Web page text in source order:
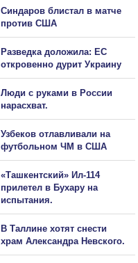
Синдаров блистал в матче
против США
Разведка доложила: ЕС
откровенно дурит Украину
Люди с руками в России
нарасхват.
Узбеков отлавливали на
футбольном ЧМ в США
«Ташкентский» Ил-114
прилетел в Бухару на
испытания.
В Таллине хотят снести
храм Александра Невского.